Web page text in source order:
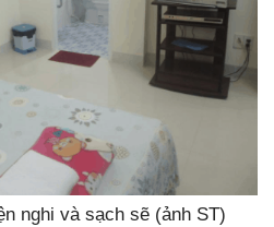
nghi và sạch sẽ (ảnh ST)